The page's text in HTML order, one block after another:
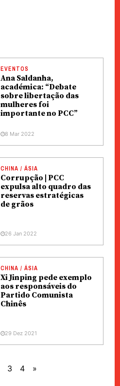
EVENTOS
Ana Saldanha,
académica: “Debate
sobre libertação das
mulheres foi
importante no PCC”
8 Mar 2022
CHINA / ÁSIA
Corrupção | PCC
expulsa alto quadro das
reservas estratégicas
de grãos
26 Jan 2022
CHINA / ÁSIA
Xi Jinping pede exemplo
aos responsáveis do
Partido Comunista
Chinês
29 Dez 2021
3 4 »